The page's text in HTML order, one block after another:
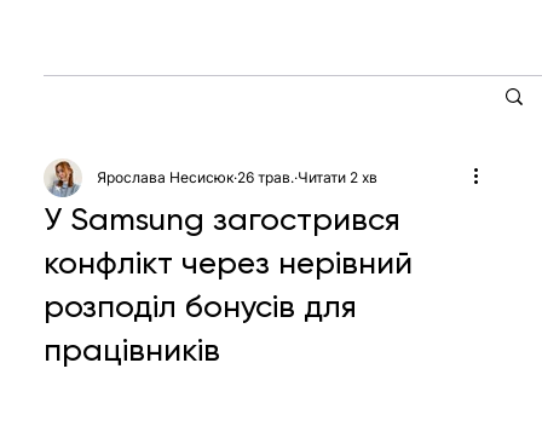
У Samsung загострився
конфлікт через нерівний
розподіл бонусів для
працівників
Ярослава Несисюк 26 трав. Читати 2 хв